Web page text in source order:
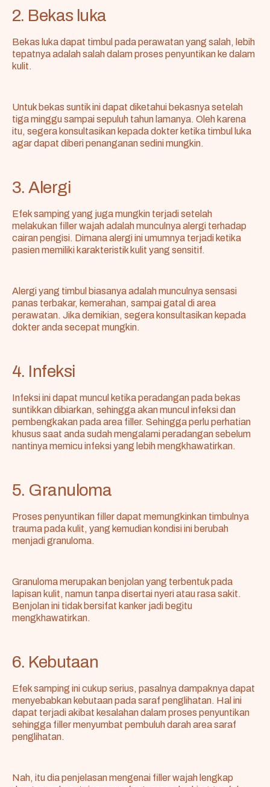
2. Bekas luka
Bekas luka dapat timbul pada perawatan yang salah, lebih
tepatnya adalah salah dalam proses penyuntikan ke dalam
kulit.
Untuk bekas suntik ini dapat diketahui bekasnya setelah
tiga minggu sampai sepuluh tahun lamanya. Oleh karena
itu, segera konsultasikan kepada dokter ketika timbul luka
agar dapat diberi penanganan sedini mungkin.
3. Alergi
Efek samping yang juga mungkin terjadi setelah
melakukan filler wajah adalah munculnya alergi terhadap
cairan pengisi. Dimana alergi ini umumnya terjadi ketika
pasien memiliki karakteristik kulit yang sensitif.
Alergi yang timbul biasanya adalah munculnya sensasi
panas terbakar, kemerahan, sampai gatal di area
perawatan. Jika demikian, segera konsultasikan kepada
dokter anda secepat mungkin.
4. Infeksi
Infeksi ini dapat muncul ketika peradangan pada bekas
suntikkan dibiarkan, sehingga akan muncul infeksi dan
pembengkakan pada area filler. Sehingga perlu perhatian
khusus saat anda sudah mengalami peradangan sebelum
nantinya memicu infeksi yang lebih mengkhawatirkan.
5. Granuloma
Proses penyuntikan filler dapat memungkinkan timbulnya
trauma pada kulit, yang kemudian kondisi ini berubah
menjadi granuloma.
Granuloma merupakan benjolan yang terbentuk pada
lapisan kulit, namun tanpa disertai nyeri atau rasa sakit.
Benjolan ini tidak bersifat kanker jadi begitu
mengkhawatirkan.
6. Kebutaan
Efek samping ini cukup serius, pasalnya dampaknya dapat
menyebabkan kebutaan pada saraf penglihatan. Hal ini
dapat terjadi akibat kesalahan dalam proses penyuntikan
sehingga filler menyumbat pembuluh darah area saraf
penglihatan.
Nah, itu dia penjelasan mengenai filler wajah lengkap